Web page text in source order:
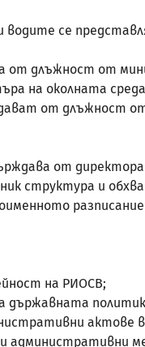
и водите се
от длъжност от
на околната среда
от длъжност
от
структура и
Поименното
на РИОСВ;
държавната
актове